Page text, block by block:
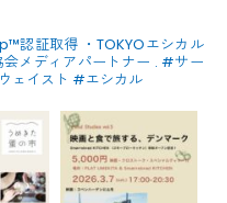
認証取得 ・TOKYOエシカル
会メディアパートナー . #サー
ェイスト #エシカル